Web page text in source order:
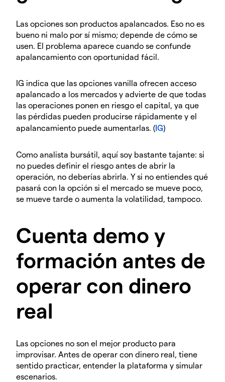
Las opciones son productos apalancados. Eso no es
bueno ni malo por sí mismo; depende de cómo se
usen. El problema aparece cuando se confunde
apalancamiento con oportunidad fácil.
IG indica que las opciones vanilla ofrecen acceso
apalancado a los mercados y advierte de que todas
las operaciones ponen en riesgo el capital, ya que
las pérdidas pueden producirse rápidamente y el
apalancamiento puede aumentarlas. (IG)
Como analista bursátil, aquí soy bastante tajante: si
no puedes definir el riesgo antes de abrir la
operación, no deberías abrirla. Y si no entiendes qué
pasará con la opción si el mercado se mueve poco,
se mueve tarde o aumenta la volatilidad, tampoco.
Cuenta demo y
formación antes de
operar con dinero
real
Las opciones no son el mejor producto para
improvisar. Antes de operar con dinero real, tiene
sentido practicar, entender la plataforma y simular
escenarios.